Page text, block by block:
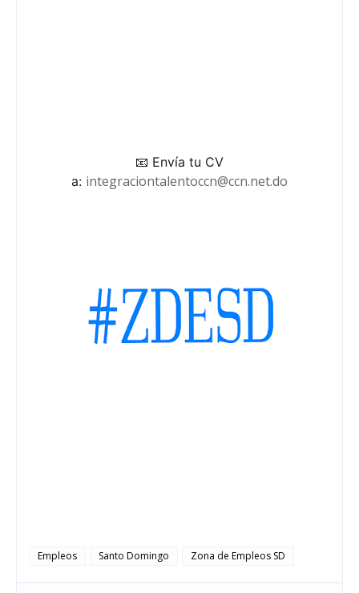
📧 Envía tu CV
a: integraciontalentoccn@ccn.net.do
Empleos Santo Domingo Zona de Empleos SD